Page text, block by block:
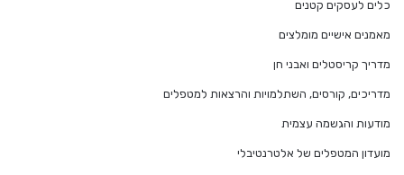
כלים לעסקים קטנים
מאמנים אישיים מומלצים
מדריך קריסטלים ואבני חן
מדריכים, קורסים, השתלמויות והרצאות למטפלים
מודעות והגשמה עצמית
מועדון המטפלים של אלטרנטיבלי